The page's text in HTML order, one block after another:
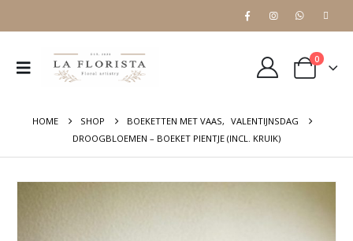
0
HOME SHOP BOEKETTEN MET VAAS, VALENTIJNSDAG
DROOGBLOEMEN – BOEKET PIENTJE (INCL. KRUIK)